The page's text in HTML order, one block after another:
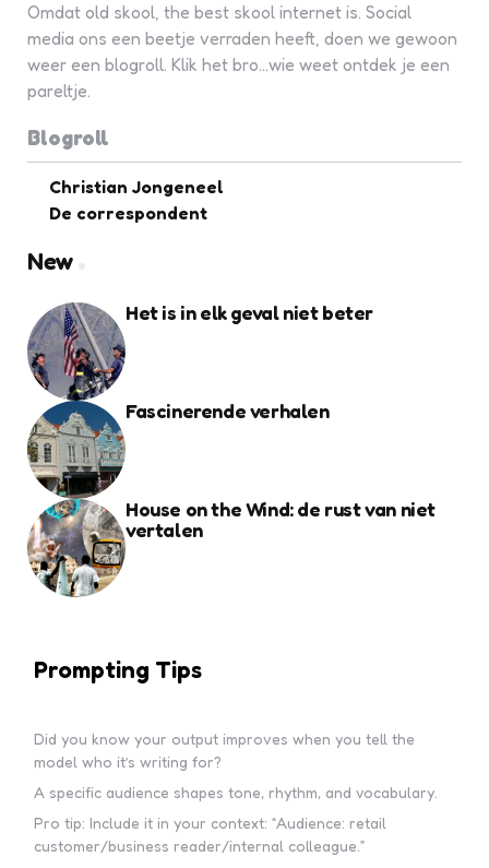
Omdat old skool, the best skool internet is. Social
media ons een beetje verraden heeft, doen we gewoon
weer een blogroll. Klik het bro...wie weet ontdek je een
pareltje.
Blogroll
Christian Jongeneel
De correspondent
New
Het is in elk geval niet beter
Fascinerende verhalen
House on the Wind: de rust van niet
vertalen
Prompting Tips
Did you know your output improves when you tell the
model who it’s writing for?
A specific audience shapes tone, rhythm, and vocabulary.
Pro tip: Include it in your context: “Audience: retail
customer/business reader/internal colleague.”